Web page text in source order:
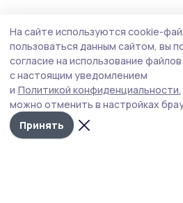
На сайте используются cookie-
пользоваться данным сайтом, вы
согласие на использование
с настоящим уведомлением
и Политикой конфиденциальности.
можно отменить в настройках
Принять